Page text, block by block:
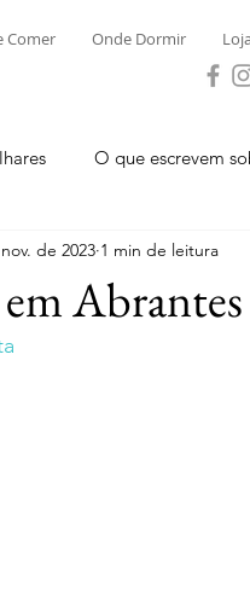
Comer Onde Dormir
O que escrevem
Concavada Bemposta
Abrantes
de 2023 1 min de leitura